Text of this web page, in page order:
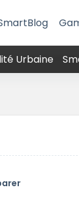
Urbaine